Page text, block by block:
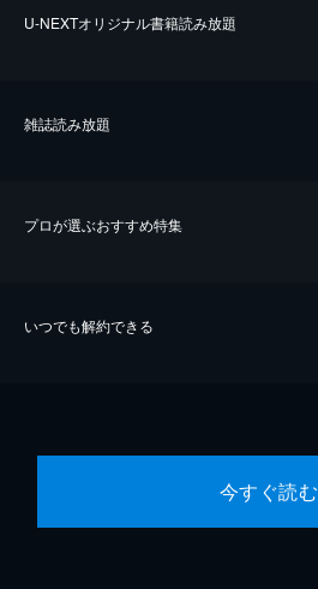
U-NEXTオリジナル書籍読み放題
雑誌読み放題
プロが選ぶおすすめ特集
いつでも解約できる
今すぐ読む